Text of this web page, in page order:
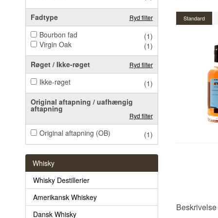
Fadtype Ryd filter
Bourbon fad
(1)
Virgin Oak
(1)
Røget / Ikke-røget
Ryd filter
Ikke-røget
(1)
Original aftapning / uafhængig
aftapning
Ryd filter
Original aftapning (OB) (1)
Whisky
Whisky Destillerier
Amerikansk Whiskey
Dansk Whisky
Standard